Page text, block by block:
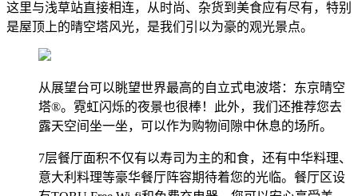
这里与浅草站直接相连，从时尚、杂货到美食应有尽有，特别
是屋顶上的晴空塔风光，是我们引以为豪的观光景点。
从展望台可以眺望世界最高的自立式电波塔：东京晴空
塔®。霓虹闪烁的夜景也很棒！此外，我们还推荐您去
露天空间坐一坐，可以作为购物间隙中休息的场所。
7层餐厅面积不仅有以寿司为主的和食，还有中华料理、
意大利料理等豪华餐厅阵容期待着您的光临。餐厅区设